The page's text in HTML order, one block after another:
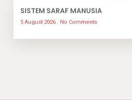
SISTEM SARAF MANUSIA
5 August 2026 No Comments